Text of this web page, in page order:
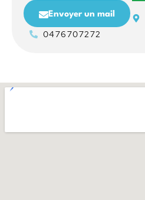
Envoyer un mail
0476707272